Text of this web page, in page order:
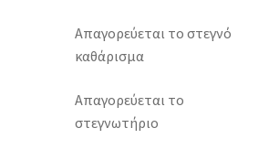
Απαγορεύεται το στεγνό
καθάρισμα
Απαγορεύεται το
στεγνωτήριο